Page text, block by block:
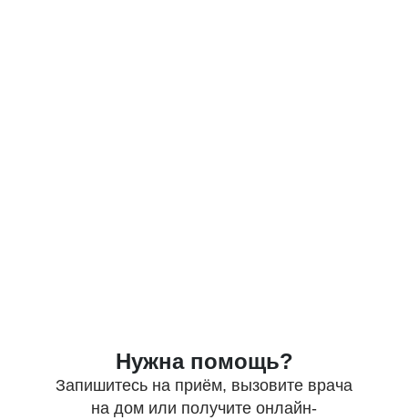
Нужна помощь?
Запишитесь на приём, вызовите врача
на дом или получите онлайн-